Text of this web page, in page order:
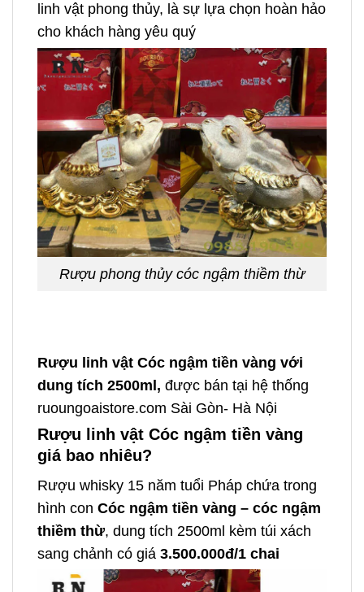
linh vật phong thủy, là sự lựa chọn hoàn hảo
cho khách hàng yêu quý
Rượu phong thủy cóc ngậm thiềm thừ
Rượu linh vật Cóc ngậm tiền vàng với
dung tích 2500ml, được bán tại hệ thống
ruoungoaistore.com Sài Gòn- Hà Nội
Rượu linh vật Cóc ngậm tiền vàng
giá bao nhiêu?
Rượu whisky 15 năm tuổi Pháp chứa trong
hình con Cóc ngậm tiền vàng – cóc ngậm
thiềm thừ, dung tích 2500ml kèm túi xách
sang chảnh có giá 3.500.000đ/1 chai